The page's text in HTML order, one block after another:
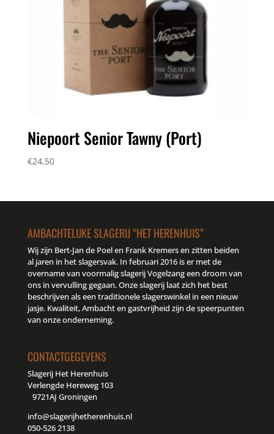
Niepoort Senior Tawny (Port)
€24,50
AMBACHTELIJKE SLAGERIJ “HET HERENHUIS”
Wij zijn Bert-Jan de Poel en Frank Kremers en zitten beiden
al jaren in het slagersvak. In februari 2016 is er met de
overname van voormalig slagerij Vogelzang een droom van
ons in vervulling gegaan. Onze slagerij laat zich het best
beschrijven als een traditionele slagerswinkel in een nieuw
jasje. Kwaliteit, Ambacht en gastvrijheid zijn de speerpunten
van onze onderneming.
CONTACTGEGEVENS
Slagerij Het Herenhuis
Verlengde Hereweg 103
9721AJ Groningen
info@slagerijhetherenhuis.nl
050-526 2138